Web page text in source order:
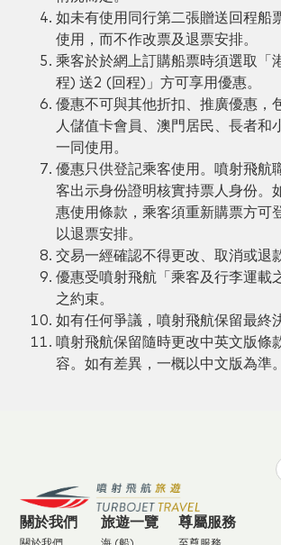
如未有使用同行第二張贈送回程船
使用，而不作改票及退票安排。
乘客於於網上訂購船票時須選取「
程) 送2 (回程)」方可享用優惠。
優惠不可與其他折扣、推廣優惠，
人儲值卡會員、澳門居民、長者和
一同使用。
優惠只供登記乘客使用。噴射飛航
客出示身份證明核實持票人身份。
惠使用條款，乘客須重新購票方可
以退票安排。
交易一經確認不得更改、取消或退
優惠受噴射飛航「乘客及行李運載
之約束。
如有任何爭議，噴射飛航保留最終
噴射飛航保留隨時更改中英文版條
容。如有差異，一概以中文版為準。
關於我們 旅遊一覽 尊屬服務